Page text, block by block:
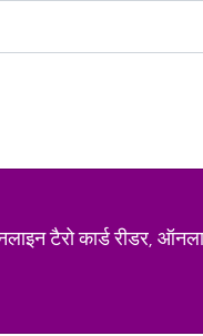
टैरो कार्ड रीडर,